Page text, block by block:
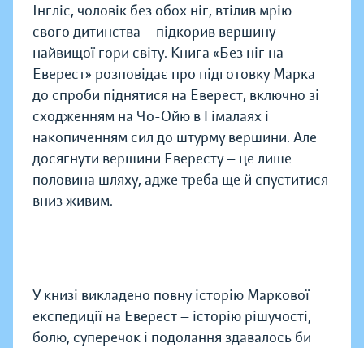
Інгліс, чоловік без обох ніг, втілив мрію
свого дитинства — підкорив вершину
найвищої гори світу. Книга «Без ніг на
Еверест» розповідає про підготовку Марка
до спроби піднятися на Еверест, включно зі
сходженням на Чо-Ойю в Гімалаях і
накопиченням сил до штурму вершини. Але
досягнути вершини Евересту — це лише
половина шляху, адже треба ще й спуститися
вниз живим.
У книзі викладено повну історію Маркової
експедиції на Еверест — історію рішучості,
болю, суперечок і подолання здавалось би